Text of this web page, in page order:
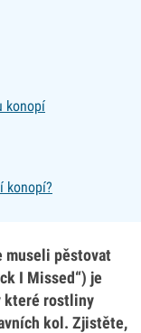
konopí
konopí?
museli pěstovat
I Missed“) je
které rostliny
kol. Zjistěte,